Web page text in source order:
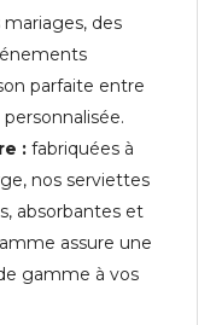
des
parfaite entre
: fabriquées à
nos serviettes
absorbantes et
assure une
gamme à vos